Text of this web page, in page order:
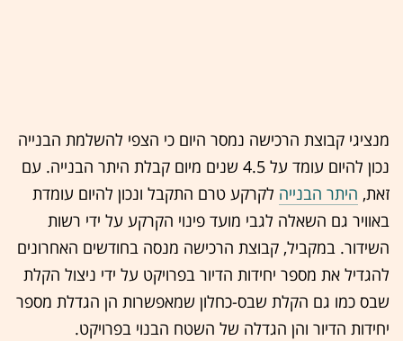
מנציגי קבוצת הרכישה נמסר היום כי הצפי להשלמת הבנייה
נכון להיום עומד על 4.5 שנים מיום קבלת היתר הבנייה. עם
זאת, היתר הבנייה לקרקע טרם התקבל ונכון להיום עומדת
באוויר גם השאלה לגבי מועד פינוי הקרקע על ידי רשות
השידור. במקביל, קבוצת הרכישה מנסה בחודשים האחרונים
להגדיל את מספר יחידות הדיור בפרויקט על ידי ניצול הקלת
שבס כמו גם הקלת שבס-כחלון שמאפשרות הן הגדלת מספר
יחידות הדיור והן הגדלה של השטח הבנוי בפרויקט.